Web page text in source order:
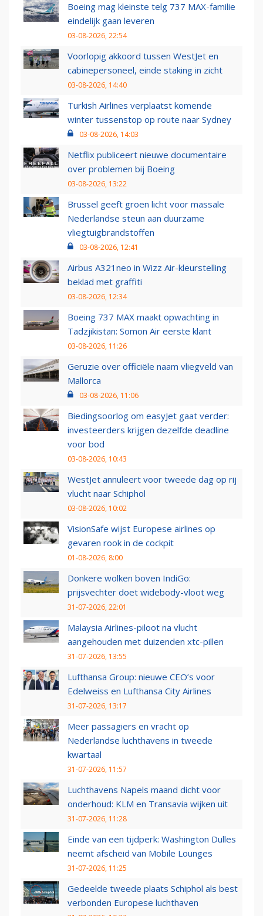
Boeing mag kleinste telg 737 MAX-familie
eindelijk gaan leveren
03-08-2026, 22:54
Voorlopig akkoord tussen WestJet en
cabinepersoneel, einde staking in zicht
03-08-2026, 14:40
Turkish Airlines verplaatst komende
winter tussenstop op route naar Sydney
03-08-2026, 14:03
Netflix publiceert nieuwe documentaire
over problemen bij Boeing
03-08-2026, 13:22
Brussel geeft groen licht voor massale
Nederlandse steun aan duurzame
vliegtuigbrandstoffen
03-08-2026, 12:41
Airbus A321neo in Wizz Air-kleurstelling
beklad met graffiti
03-08-2026, 12:34
Boeing 737 MAX maakt opwachting in
Tadzjikistan: Somon Air eerste klant
03-08-2026, 11:26
Geruzie over officiële naam vliegveld van
Mallorca
03-08-2026, 11:06
Biedingsoorlog om easyJet gaat verder:
investeerders krijgen dezelfde deadline
voor bod
03-08-2026, 10:43
WestJet annuleert voor tweede dag op rij
vlucht naar Schiphol
03-08-2026, 10:02
VisionSafe wijst Europese airlines op
gevaren rook in de cockpit
01-08-2026, 8:00
Donkere wolken boven IndiGo:
prijsvechter doet widebody-vloot weg
31-07-2026, 22:01
Malaysia Airlines-piloot na vlucht
aangehouden met duizenden xtc-pillen
31-07-2026, 13:55
Lufthansa Group: nieuwe CEO’s voor
Edelweiss en Lufthansa City Airlines
31-07-2026, 13:17
Meer passagiers en vracht op
Nederlandse luchthavens in tweede
kwartaal
31-07-2026, 11:57
Luchthavens Napels maand dicht voor
onderhoud: KLM en Transavia wijken uit
31-07-2026, 11:28
Einde van een tijdperk: Washington Dulles
neemt afscheid van Mobile Lounges
31-07-2026, 11:25
Gedeelde tweede plaats Schiphol als best
verbonden Europese luchthaven